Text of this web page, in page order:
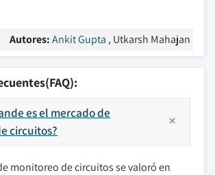
Autores:Ankit Gupta , Utkarsh Mahajan
es el mercado de
circuitos?
monitoreo de circuitos se valoró en